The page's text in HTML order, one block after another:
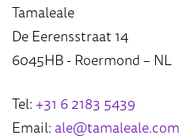
Tamaleale
De Eerensstraat 14
6045HB - Roermond – NL
Tel: +31 6 2183 5439
Email: ale@tamaleale.com